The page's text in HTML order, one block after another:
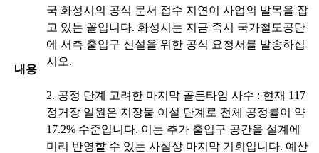
내용
국 화성시의 공식 문서 접수 지연이 사업의 발목을 잡
고 있는 꼴입니다. 화성시는 지금 즉시 국가철도공단
에 서측 출입구 신설을 위한 공식 요청서를 발송하십
시오.
2. ​공정 단계 고려한 마지막 골든타임 사수 : 현재 117
정거장 일원은 지장물 이설 단계로 전체 공정률이 약
17.2% 수준입니다. 이는 추가 출입구 공간을 설계에
미리 반영할 수 있는 사실상 마지막 기회입니다. 예산